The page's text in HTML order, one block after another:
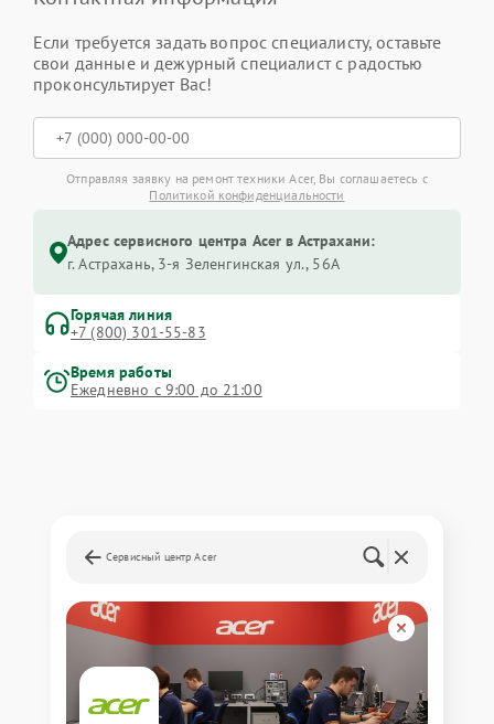
Если требуется задать вопрос специалисту, оставьте
свои данные и дежурный специалист с радостью
проконсультирует Вас!
Отправляя заявку на ремонт техники Acer, Вы соглашаетесь с
Политикой конфиденциальности
Адрес сервисного центра Acer в Астрахани:
г. Астрахань, 3-я Зеленгинская ул., 56А
Горячая линия
+7 (800) 301-55-83
Время работы
Ежедневно с 9:00 до 21:00
Сервисный центр Acer